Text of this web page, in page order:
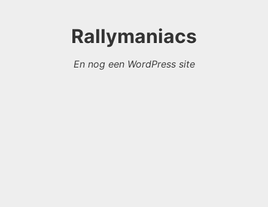
Rallymaniacs
En nog een WordPress site